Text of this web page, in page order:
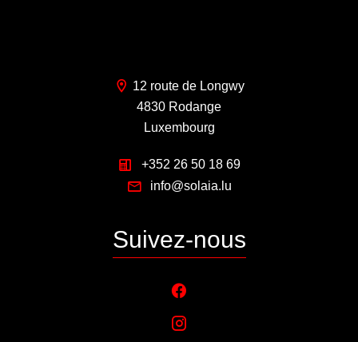
12 route de Longwy
4830 Rodange
Luxembourg
+352 26 50 18 69
info@solaia.lu
Suivez-nous